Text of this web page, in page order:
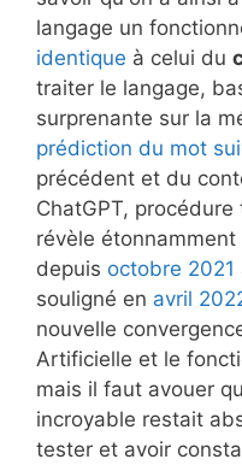
langage un
identique à celui du
traiter le langage,
surprenante sur la
prédiction du mot
précédent et du
ChatGPT,
révèle
depuis octobre 2021
souligné en avril
nouvelle
Artificielle et le
mais il faut avouer
incroyable restait
tester et avoir